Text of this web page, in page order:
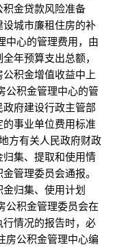
金贷款风险准备
城市廉租住房的补
心的管理费用，由
年预算支出总额，
积金增值收益中上
积金管理中心的管
府建设行政主管部
事业单位费用标准
有关人民政府财政
集、提取和使用情
管理委员会通报。
归集、使用计划
积金管理委员会在
情况的报告时，必
公积金管理中心编